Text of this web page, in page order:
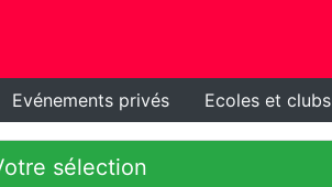
Evénements privés Ecoles et clubs
sélection